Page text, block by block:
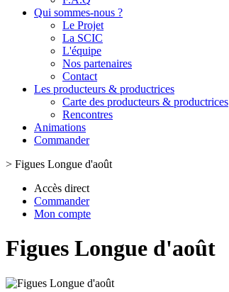
Qui sommes-nous ?
Le Projet
La SCIC
L'équipe
Nos partenaires
Contact
Les producteurs & productrices
Carte des producteurs & productrices
Rencontres
Animations
Commander
> Figues Longue d'août
Accès direct
Commander
Mon compte
Figues Longue d'août